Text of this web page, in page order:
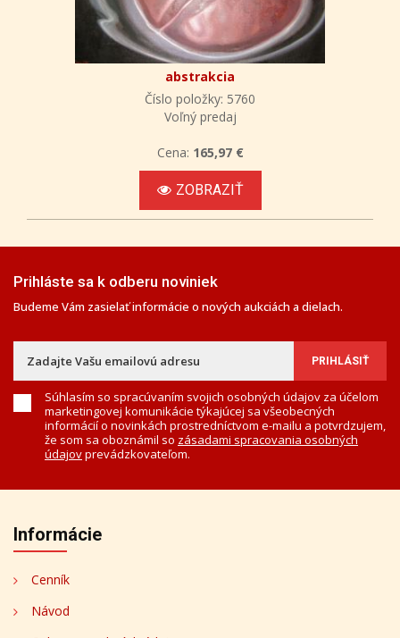
abstrakcia
Číslo položky: 5760
Voľný predaj
Cena: 165,97 €
ZOBRAZIŤ
Prihláste sa k odberu noviniek
Budeme Vám zasielať informácie o nových aukciách a dielach.
Súhlasím so spracúvaním svojich osobných údajov za účelom
marketingovej komunikácie týkajúcej sa všeobecných
informácií o novinkách prostredníctvom e-mailu a potvrdzujem,
že som sa oboznámil so zásadami spracovania osobných
údajovprevádzkovateľom.
Informácie
Cenník
Návod